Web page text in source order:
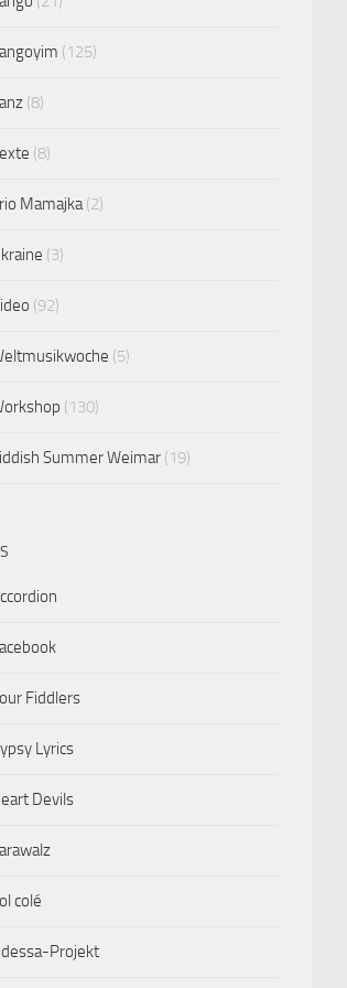
(125)
(8)
(8)
Mamajka (2)
(3)
(92)
(5)
(130)
Summer Weimar (19)
Fiddlers
Lyrics
Devils
colé
Projekt